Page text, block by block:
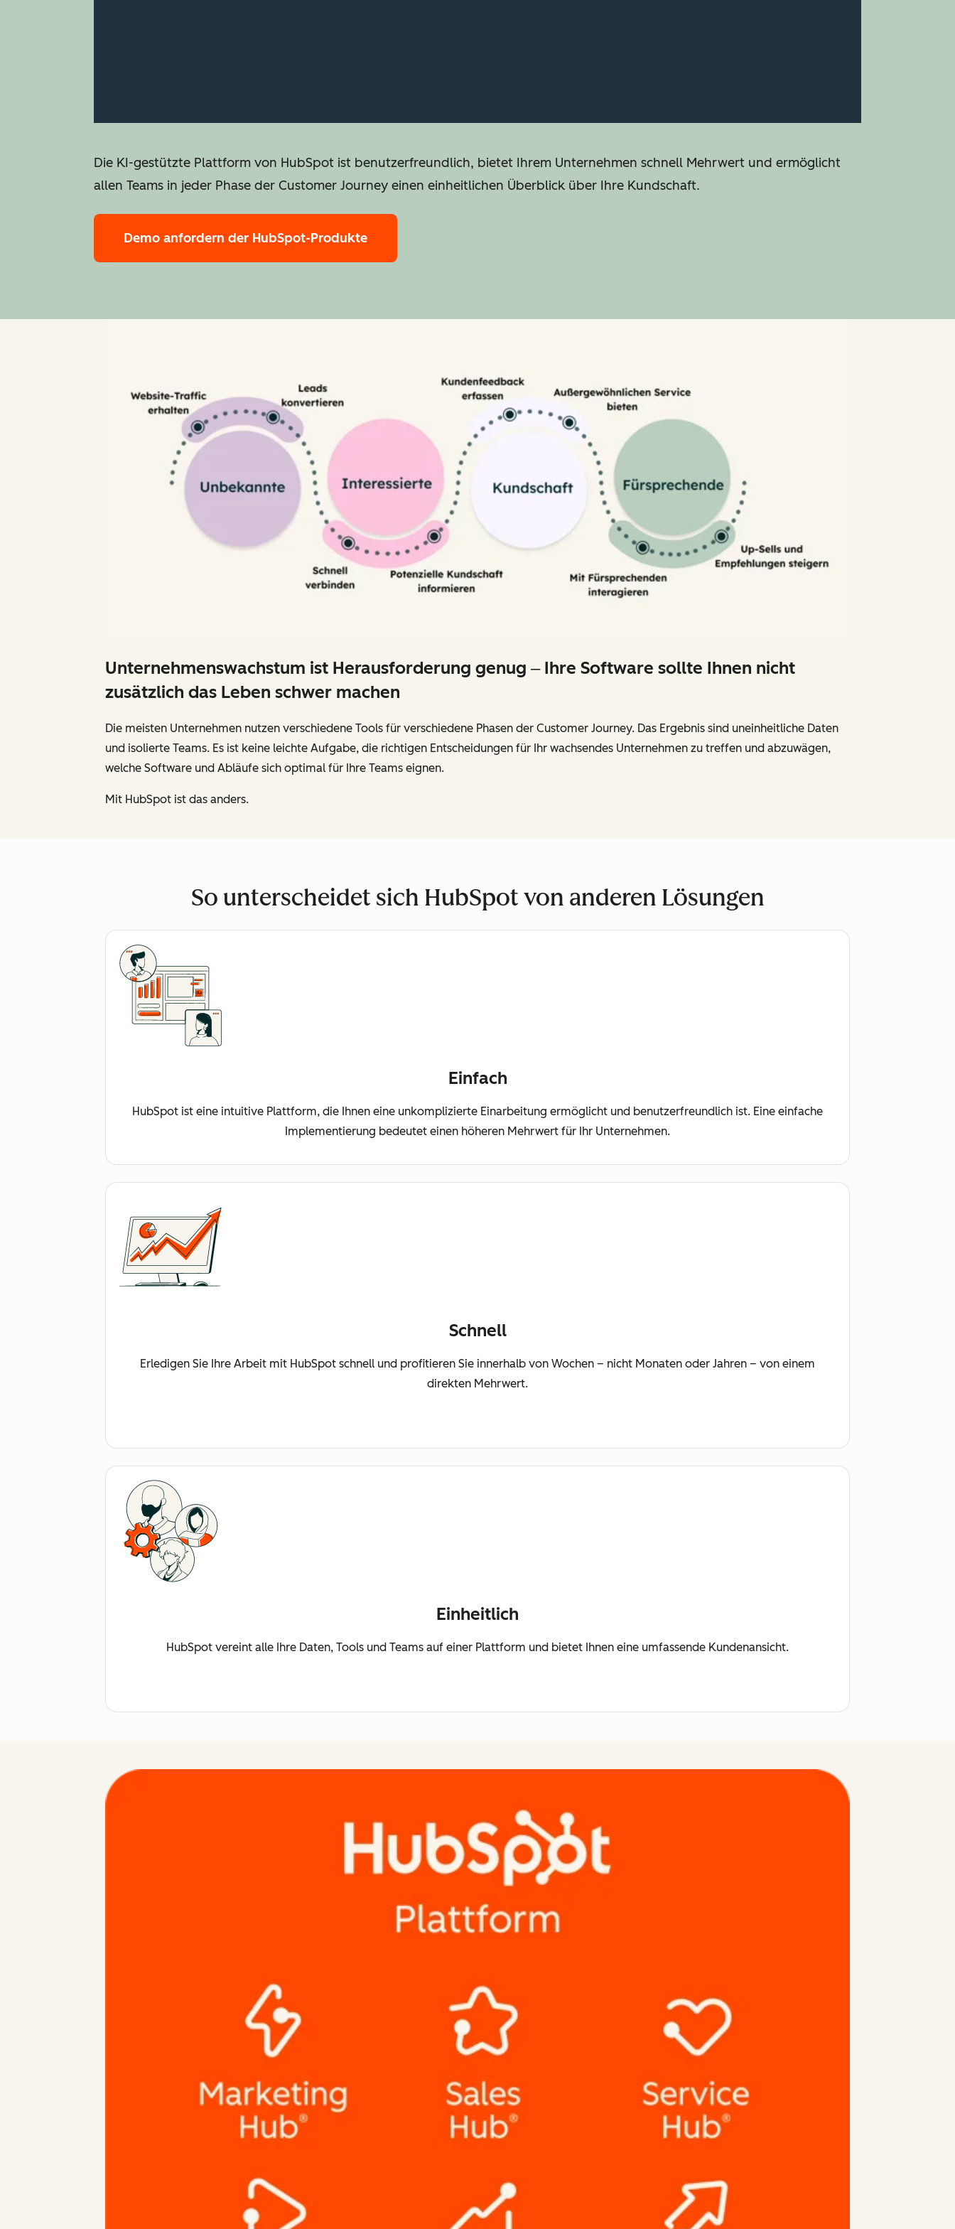
Die KI-gestützte Plattform von HubSpot ist benutzerfreundlich, bietet Ihrem Unternehmen schnell Mehrwert und ermöglicht
allen Teams in jeder Phase der Customer Journey einen einheitlichen Überblick über Ihre Kundschaft.
Demo anfordern der HubSpot-Produkte
Unternehmenswachstum ist Herausforderung genug ‒ Ihre Software sollte Ihnen nicht
zusätzlich das Leben schwer machen
Die meisten Unternehmen nutzen verschiedene Tools für verschiedene Phasen der Customer Journey. Das Ergebnis sind uneinheitliche Daten
und isolierte Teams. Es ist keine leichte Aufgabe, die richtigen Entscheidungen für Ihr wachsendes Unternehmen zu treffen und abzuwägen,
welche Software und Abläufe sich optimal für Ihre Teams eignen.
Mit HubSpot ist das anders.
So unterscheidet sich HubSpot von anderen Lösungen
Einfach
HubSpot ist eine intuitive Plattform, die Ihnen eine unkomplizierte Einarbeitung ermöglicht und benutzerfreundlich ist. Eine einfache
Implementierung bedeutet einen höheren Mehrwert für Ihr Unternehmen.
Schnell
Erledigen Sie Ihre Arbeit mit HubSpot schnell und profitieren Sie innerhalb von Wochen – nicht Monaten oder Jahren – von einem
direkten Mehrwert.
Einheitlich
HubSpot vereint alle Ihre Daten, Tools und Teams auf einer Plattform und bietet Ihnen eine umfassende Kundenansicht.